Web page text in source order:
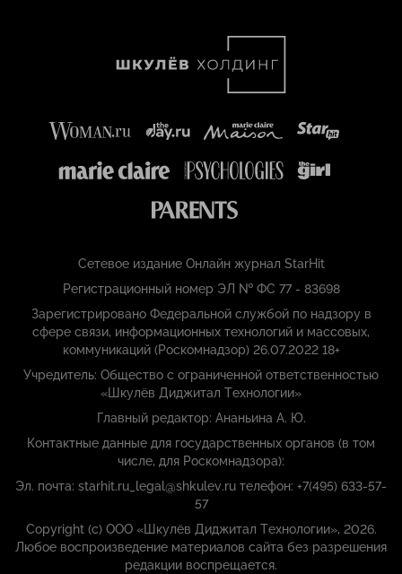
Сетевое издание Онлайн журнал StarHit
Регистрационный номер ЭЛ № ФС 77 - 83698
Зарегистрировано Федеральной службой по надзору в
сфере связи, информационных технологий и массовых,
коммуникаций (Роскомнадзор) 26.07.2022 18+
Учредитель: Общество с ограниченной ответственностью
«Шкулёв Диджитал Технологии»
Главный редактор: Ананьина А. Ю.
Контактные данные для государственных органов (в том
числе, для Роскомнадзора):
Эл. почта: starhit.ru_legal@shkulev.ru телефон: +7(495) 633-57-
57
Copyright (с) ООО «Шкулёв Диджитал Технологии», 2026.
Любое воспроизведение материалов сайта без разрешения
редакции воспрещается.